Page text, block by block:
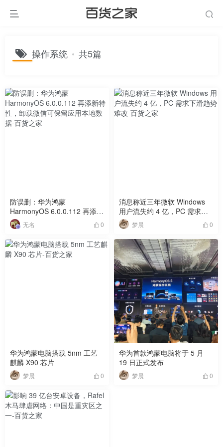
操作系统 共5篇
防误删：华为鸿蒙
HarmonyOS 6.0.0.112 再添新
特性，卸载微信可保留应用本
地数据
无名 0
消息称近三年微软 Windows
用户流失约 4 亿，PC 需求下
滑趋势难改
梦晨 0
华为鸿蒙电脑搭载 5nm 工艺
麒麟 X90 芯片
梦晨 0
华为首款鸿蒙电脑将于 5 月
19 日正式发布
梦晨 0